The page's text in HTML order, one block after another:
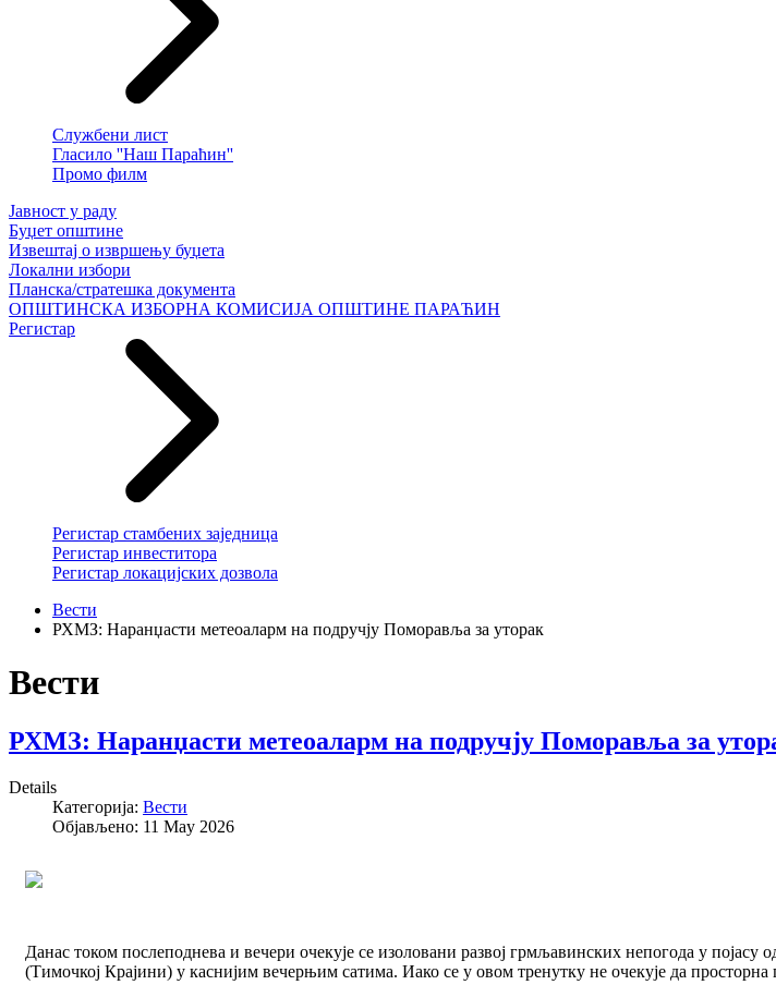
Службени лист
Гласило ''Наш Параћин''
Промо филм
Јавност у раду
Буџет општине
Извештај о извршењу буџета
Локални избори
Планска/стратешка документа
ОПШТИНСКА ИЗБОРНА КОМИСИЈА ОПШТИНЕ ПАРАЋИН
Регистар
Регистар стамбених заједница
Регистар инвеститора
Регистар локацијских дозвола
Вести
РХМЗ: Наранџасти метеоаларм на подручју Поморавља за уторак
Вести
РХМЗ: Наранџасти метеоаларм на подручју Поморавља за
Details
Категорија: Вести
Објављено: 11 May 2026
Данас током послеподнева и вечери очекује се изоловани развој грмљавинских непогода у
(Тимочкој Крајини) у каснијим вечерњим сатима. Иако се у овом тренутку не очекује да